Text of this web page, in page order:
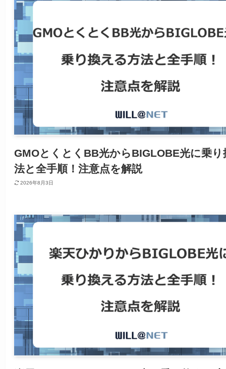
GMOとくとくBB光からBIGLOBE光に乗り
法と全手順！注意点を解説
2026年8月3日